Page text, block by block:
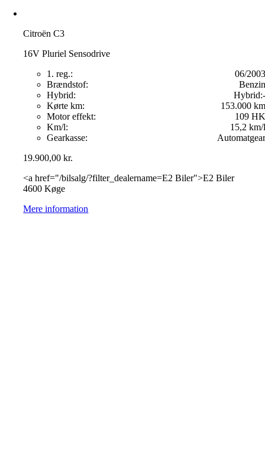
Citroën C3
16V Pluriel Sensodrive
1. reg.:
06/2003
Brændstof:
Benzin
Hybrid:
Hybrid:-
Kørte km:
153.000 km
Motor effekt:
109 HK
Km/l:
15,2 km/l
Gearkasse:
Automatgear
19.900,00kr.
<a href="/bilsalg/?filter_dealername=E2 Biler">E2 Biler
4600 Køge
Mere information